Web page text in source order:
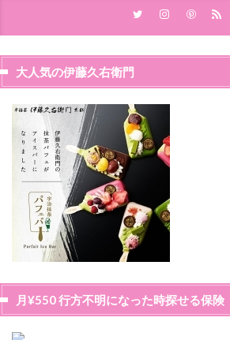
大人気の伊藤久右衛門
月¥550 行方不明になった時探せる保険